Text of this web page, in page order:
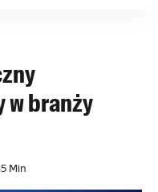
branży
5 Min